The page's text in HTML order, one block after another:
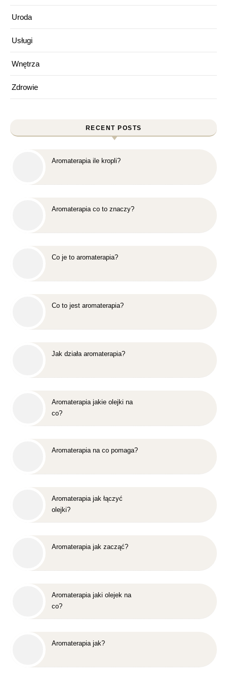
Uroda
Usługi
Wnętrza
Zdrowie
RECENT POSTS
Aromaterapia ile kropli?
Aromaterapia co to znaczy?
Co je to aromaterapia?
Co to jest aromaterapia?
Jak działa aromaterapia?
Aromaterapia jakie olejki na
co?
Aromaterapia na co pomaga?
Aromaterapia jak łączyć
olejki?
Aromaterapia jak zacząć?
Aromaterapia jaki olejek na
co?
Aromaterapia jak?